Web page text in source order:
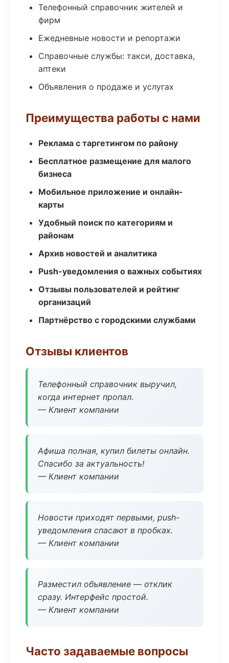
Телефонный справочник жителей и
фирм
Ежедневные новости и репортажи
Справочные службы: такси, доставка,
аптеки
Объявления о продаже и услугах
Преимущества работы с нами
Реклама с таргетингом по району
Бесплатное размещение для малого
бизнеса
Мобильное приложение и онлайн-
карты
Удобный поиск по категориям и
районам
Архив новостей и аналитика
Push-уведомления о важных событиях
Отзывы пользователей и рейтинг
организаций
Партнёрство с городскими службами
Отзывы клиентов
Телефонный справочник выручил,
когда интернет пропал.
— Клиент компании
Афиша полная, купил билеты онлайн.
Спасибо за актуальность!
— Клиент компании
Новости приходят первыми, push-
уведомления спасают в пробках.
— Клиент компании
Разместил объявление — отклик
сразу. Интерфейс простой.
— Клиент компании
Часто задаваемые вопросы